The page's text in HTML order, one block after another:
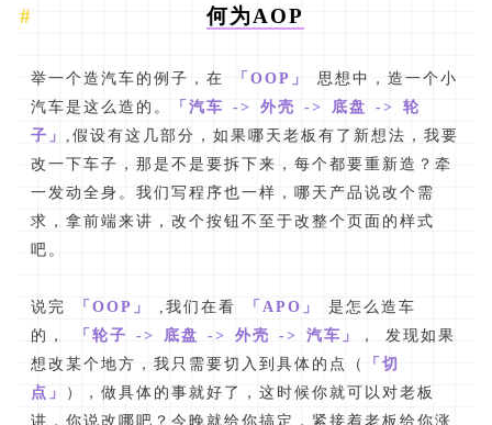
何为AOP
举一个造汽车的例子，在 「OOP」
思想中，造一个小
汽车是这么造的。
「汽车 -> 外壳 -> 底盘 -> 轮
子」 ,假设有这几部分，如果哪天老板有了新想法，我要
改一下车子，那是不是要拆下来，每个都要重新造？牵
一发动全身。我们写程序也一样，哪天产品说改个需
求，拿前端来讲，改个按钮不至于改整个页面的样式
吧。
说完 「OOP」 ,我们在看 「APO」
是怎么造车
的，
「轮子 -> 底盘 -> 外壳 -> 汽车」
， 发现如果
想改某个地方，我只需要切入到具体的点（
「切
点」
），做具体的事就好了，这时候你就可以对老板
讲，你说改哪吧？今晚就给你搞定，紧接着老板给你涨